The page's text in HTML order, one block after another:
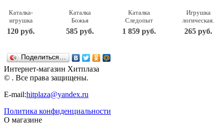
Каталка-
игрушка
Junfa toys
Колесо
120 руб.
Каталка
Божья
коровка
7888
585 руб.
Каталка
Следопыт
431017
1 859 руб.
Игрушка
логическая.
Каталка на
шнурке
265 руб.
Поделиться…
Интернет-магазин Хитплаза
© . Все права защищены.
E-mail:hitplaza@yandex.ru
Политика конфиденциальности
О магазине